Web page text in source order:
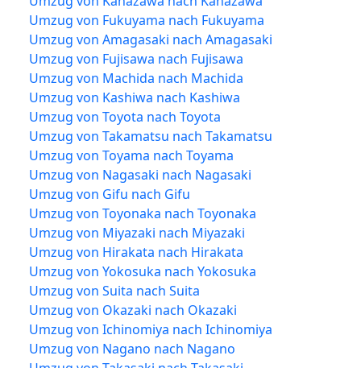
Umzug von Fukuyama nach Fukuyama
Umzug von Amagasaki nach Amagasaki
Umzug von Fujisawa nach Fujisawa
Umzug von Machida nach Machida
Umzug von Kashiwa nach Kashiwa
Umzug von Toyota nach Toyota
Umzug von Takamatsu nach Takamatsu
Umzug von Toyama nach Toyama
Umzug von Nagasaki nach Nagasaki
Umzug von Gifu nach Gifu
Umzug von Toyonaka nach Toyonaka
Umzug von Miyazaki nach Miyazaki
Umzug von Hirakata nach Hirakata
Umzug von Yokosuka nach Yokosuka
Umzug von Suita nach Suita
Umzug von Okazaki nach Okazaki
Umzug von Ichinomiya nach Ichinomiya
Umzug von Nagano nach Nagano